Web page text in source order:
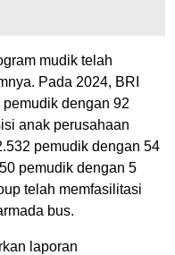
mudik telah
Pada 2024, BRI
dengan 92
anak perusahaan
pemudik dengan 54
pemudik dengan 5
telah memfasilitasi
bus.
laporan